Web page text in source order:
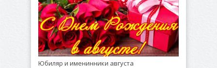
Юбиляр и именинники августа